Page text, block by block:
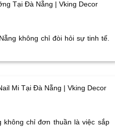
Tại Đà Nẵng | Vking Decor
không chỉ đòi hỏi sự tinh tế.
Mi Tại Đà Nẵng | Vking Decor
chỉ đơn thuần là việc sắp